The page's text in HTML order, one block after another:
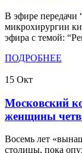
В эфире передачи
микрохирургии
эфира с темой:
ПОДРОБНЕЕ
15 Окт
Московский
женщины
Восемь лет
столицы, пока